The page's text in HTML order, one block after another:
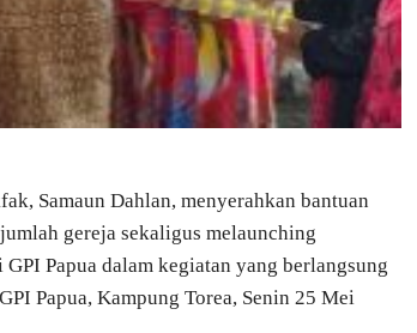
Samaun Dahlan, menyerahkan bantuan
gereja sekaligus melaunching
Papua dalam kegiatan yang berlangsung
Papua, Kampung Torea, Senin 25 Mei